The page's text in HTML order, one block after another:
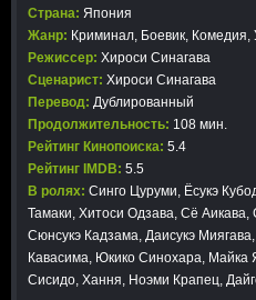
Страна: Япония
Жанр: Криминал, Боевик, Комедия,
Режиссер: Хироси Синагава
Сценарист: Хироси Синагава
Перевод: Дублированный
Продолжительность: 108 мин.
Рейтинг Кинопоиска: 5.4
Рейтинг IMDB: 5.5
В ролях: Синго Цуруми, Ёсукэ
Тамаки, Хитоси Одзава, Сё
Сюнсукэ Кадзама, Даисукэ
Кавасима, Юкико Синохара, Майка
Сисидо, Хання, Ноэми Крапец,